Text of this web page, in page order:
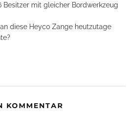
Besitzer mit gleicher Bordwerkzeug
diese Heyco Zange heutzutage
KOMMENTAR